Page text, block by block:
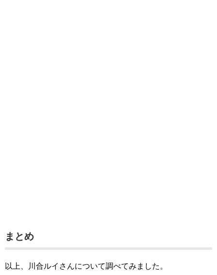
まとめ
以上、川合ルイさんについて調べてみました。